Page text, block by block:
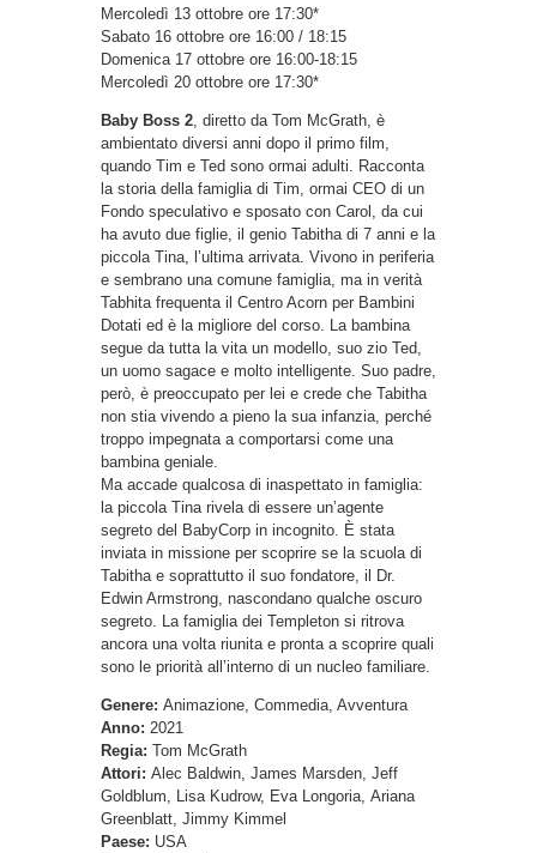
Mercoledì 13 ottobre ore 17:30*
Sabato 16 ottobre ore 16:00 / 18:15
Domenica 17 ottobre ore 16:00-18:15
Mercoledì 20 ottobre ore 17:30*
Baby Boss 2, diretto da Tom McGrath, è
ambientato diversi anni dopo il primo film,
quando Tim e Ted sono ormai adulti. Racconta
la storia della famiglia di Tim, ormai CEO di un
Fondo speculativo e sposato con Carol, da cui
ha avuto due figlie, il genio Tabitha di 7 anni e la
piccola Tina, l’ultima arrivata. Vivono in periferia
e sembrano una comune famiglia, ma in verità
Tabhita frequenta il Centro Acorn per Bambini
Dotati ed è la migliore del corso. La bambina
segue da tutta la vita un modello, suo zio Ted,
un uomo sagace e molto intelligente. Suo padre,
però, è preoccupato per lei e crede che Tabitha
non stia vivendo a pieno la sua infanzia, perché
troppo impegnata a comportarsi come una
bambina geniale.
Ma accade qualcosa di inaspettato in famiglia:
la piccola Tina rivela di essere un’agente
segreto del BabyCorp in incognito. È stata
inviata in missione per scoprire se la scuola di
Tabitha e soprattutto il suo fondatore, il Dr.
Edwin Armstrong, nascondano qualche oscuro
segreto. La famiglia dei Templeton si ritrova
ancora una volta riunita e pronta a scoprire quali
sono le priorità all’interno di un nucleo familiare.
Genere: Animazione, Commedia, Avventura
Anno: 2021
Regia: Tom McGrath
Attori: Alec Baldwin, James Marsden, Jeff
Goldblum, Lisa Kudrow, Eva Longoria, Ariana
Greenblatt, Jimmy Kimmel
Paese: USA